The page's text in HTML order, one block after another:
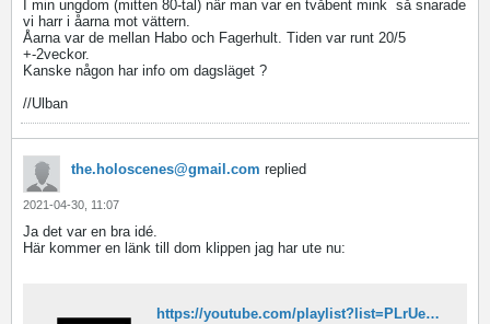
I min ungdom (mitten 80-tal) när man var en tvåbent mink så snarade
vi harr i åarna mot vättern.
Åarna var de mellan Habo och Fagerhult. Tiden var runt 20/5
+-2veckor.
Kanske någon har info om dagsläget ?
//Ulban
the.holoscenes@gmail.com replied
2021-04-30, 11:07
Ja det var en bra idé.
Här kommer en länk till dom klippen jag har ute nu:
https://youtube.com/playlist?list=PLrUemm39PQU7rwDVn5NZxqhblIg3uav2z